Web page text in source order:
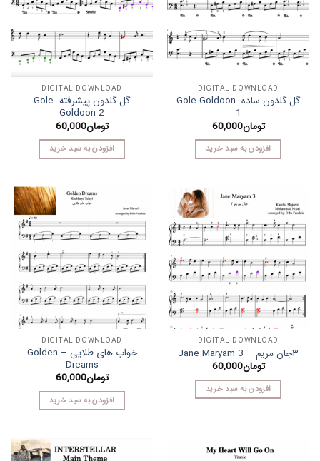
DIGITAL DOWNLOAD
گل گلدون ساده- Gole Goldoon
1
تومان60,000
افزودن به سبد خرید
DIGITAL DOWNLOAD
گل گلدون پیشرفته- Gole
Goldoon 2
تومان60,000
افزودن به سبد خرید
DIGITAL DOWNLOAD
۳جان مریم – Jane Maryam 3
تومان60,000
افزودن به سبد خرید
DIGITAL DOWNLOAD
خواب های طلایی – Golden
Dreams
تومان60,000
افزودن به سبد خرید